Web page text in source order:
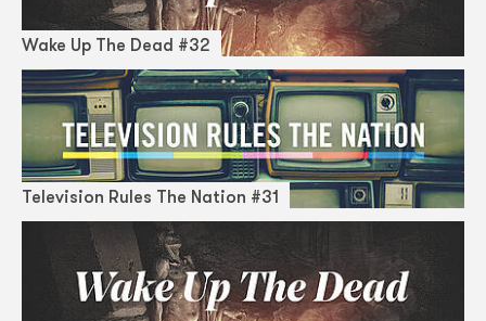
Wake Up The Dead #32
Television Rules The Nation #31